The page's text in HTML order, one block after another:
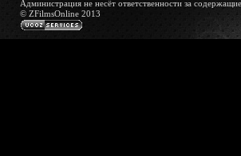
Администрация не несёт ответственности за
© ZFilmsOnline 2013